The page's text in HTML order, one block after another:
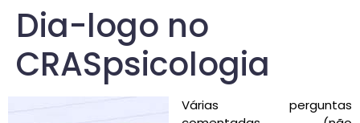
Dia-logo no
CRASpsicologia
Várias perguntas